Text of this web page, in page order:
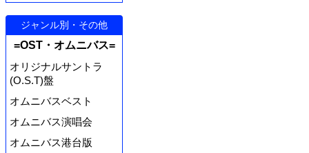
ジャンル別・その他
=OST・オムニバス=
オリジナルサントラ
(O.S.T)盤
オムニバスベスト
オムニバス演唱会
オムニバス港台版